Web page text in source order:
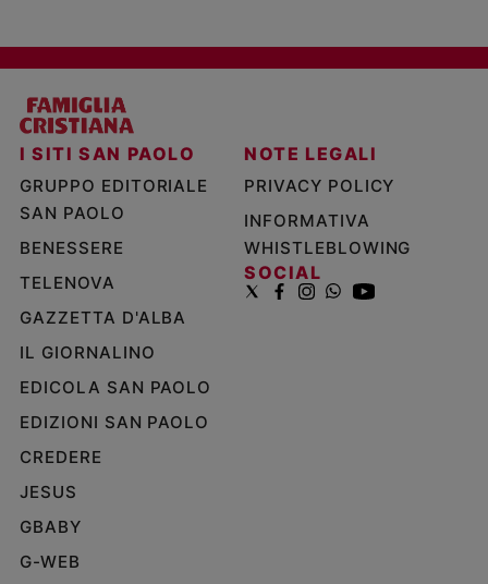
I SITI SAN PAOLO
GRUPPO EDITORIALE
SAN PAOLO
BENESSERE
TELENOVA
GAZZETTA D'ALBA
IL GIORNALINO
EDICOLA SAN PAOLO
EDIZIONI SAN PAOLO
CREDERE
JESUS
GBABY
G-WEB
NOTE LEGALI
PRIVACY POLICY
INFORMATIVA
WHISTLEBLOWING
SOCIAL